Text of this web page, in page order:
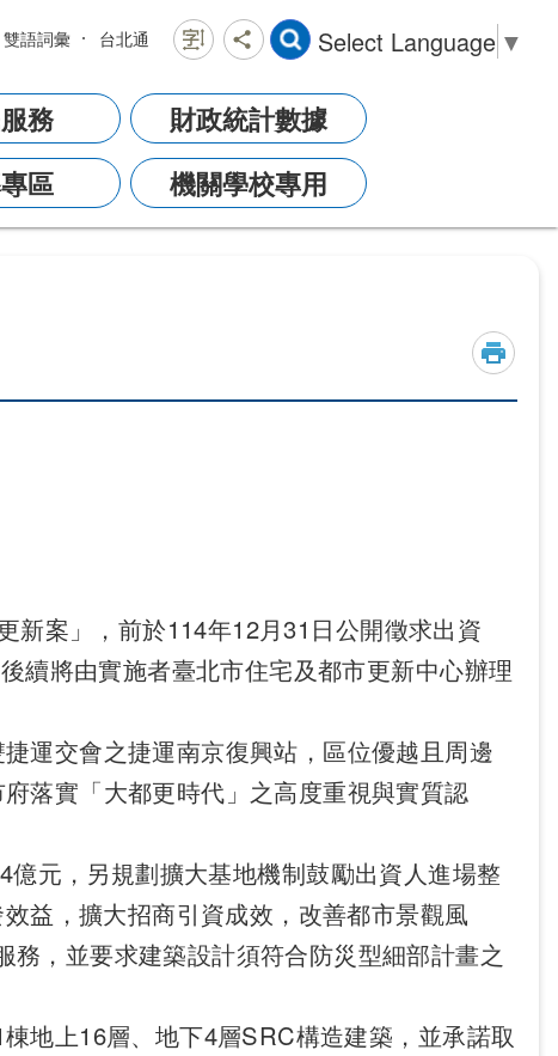
雙語詞彙 台北通 Select Language ▼
務
財政統計數據
區 機關學校專用
案」，前於114年12月31日公開徵求出資
續將由實施者臺北市住宅及都市更新中心辦理
運交會之捷運南京復興站，區位優越且周邊
落實「大都更時代」之高度重視與實質認
元，另規劃擴大基地機制鼓勵出資人進場整
益，擴大招商引資成效，改善都市景觀風
，並要求建築設計須符合防災型細部計畫之
地上16層、地下4層SRC構造建築，並承諾取